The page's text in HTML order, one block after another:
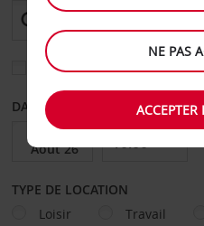
Sélectionnez une autre
DATE DE DÉPART
TYPE DE LOCATION
Loisir
Travail
NE PAS
ACCEPTER